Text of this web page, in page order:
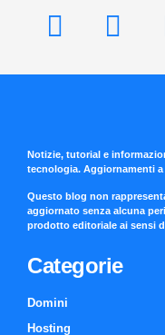
Notizie, tutorial e
tecnologia. Aggiornamenti
Questo blog non
aggiornato senza alcuna
prodotto editoriale ai sensi
Categorie
Domini
Hosting